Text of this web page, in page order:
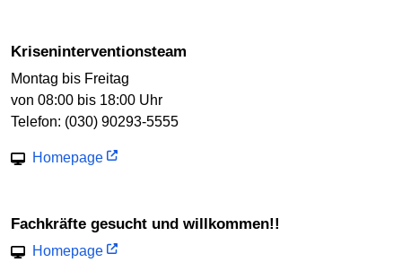
Kriseninterventionsteam
Montag bis Freitag
von 08:00 bis 18:00 Uhr
Telefon: (030) 90293-5555
Homepage
Fachkräfte gesucht und willkommen!!
Homepage